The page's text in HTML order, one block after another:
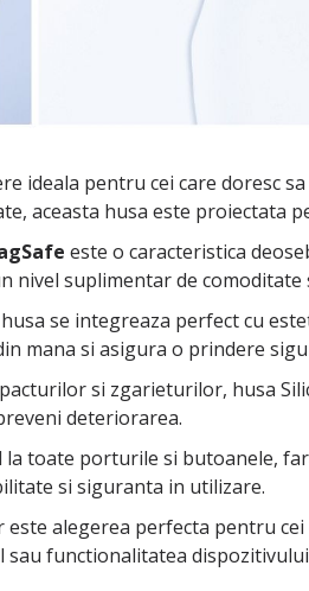
ideala pentru cei care
aceasta husa este
este o caracteristica
nivel suplimentar de
se integreaza perfect cu
mana si asigura o prindere
si zgarieturilor, husa
deteriorarea.
la toate porturile si butoanele,
si siguranta in utilizare.
este alegerea perfecta pentru
sau functionalitatea